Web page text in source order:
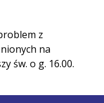
z
na
św. o g. 16.00.